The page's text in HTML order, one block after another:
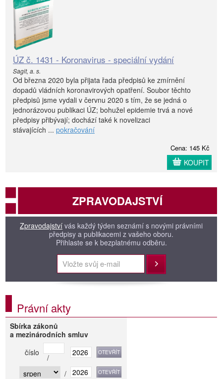
ÚZ č. 1431 - Koronavirus - speciální vydání
Sagit, a. s.
Od března 2020 byla přijata řada předpisů ke zmírnění
dopadů vládních koronavirových opatření. Soubor těchto
předpisů jsme vydali v červnu 2020 s tím, že se jedná o
jednorázovou publikaci ÚZ; bohužel epidemie trvá a nové
předpisy přibývají; dochází také k novelizaci
stávajících ... pokračování
Cena: 145 Kč
KOUPIT
ZPRAVODAJSTVÍ
Zpravodajství vás každý týden seznámí s novými právními
předpisy a publikacemi z vašeho oboru.
Přihlaste se k bezplatnému odběru.
Přihlásit
Právní akty
Sbírka zákonů
a mezinárodních smluv
číslo
/
/